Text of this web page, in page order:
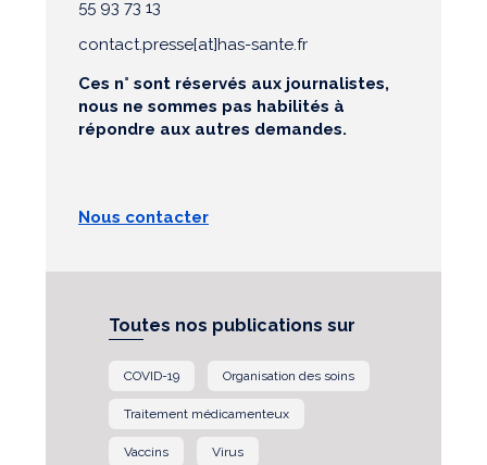
55 93 73 13
contact.presse[at]has-sante.fr
Ces n° sont réservés aux journalistes,
nous ne sommes pas habilités à
répondre aux autres demandes.
Nous contacter
Toutes nos publications sur
COVID-19 Organisation des soins
Traitement médicamenteux
Vaccins Virus